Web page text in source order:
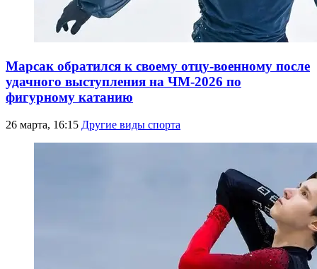
Марсак обратился к своему отцу-военному после
удачного выступления на ЧМ-2026 по
фигурному катанию
26 марта, 16:15 Другие виды спорта